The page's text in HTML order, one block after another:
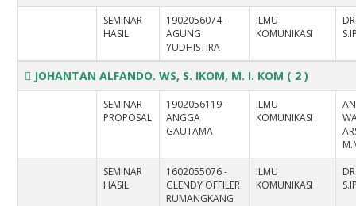
SEMINAR
HASIL
1902056074 -
AGUNG
YUDHISTIRA
ILMU
KOMUNIKASI
JOHANTAN ALFANDO. WS, S. IKOM, M. I. KOM ( 2 )
SEMINAR
PROPOSAL
1902056119 -
ANGGA
GAUTAMA
ILMU
KOMUNIKASI
SEMINAR
HASIL
1602055076 -
GLENDY OFFILER
RUMANGKANG
ILMU
KOMUNIKASI